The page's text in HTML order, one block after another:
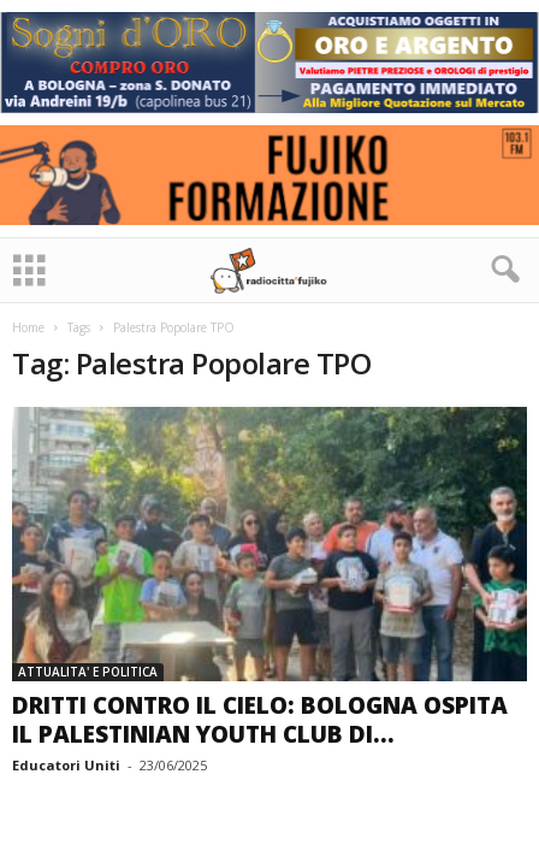
Home Tags Palestra Popolare TPO
Tag: Palestra Popolare TPO
ATTUALITA' E POLITICA
DRITTI CONTRO IL CIELO: BOLOGNA OSPITA
IL PALESTINIAN YOUTH CLUB DI...
Educatori Uniti - 23/06/2025